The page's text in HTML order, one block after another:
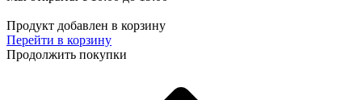
Продукт добавлен в корзину
Перейти в корзину
Продолжить покупки